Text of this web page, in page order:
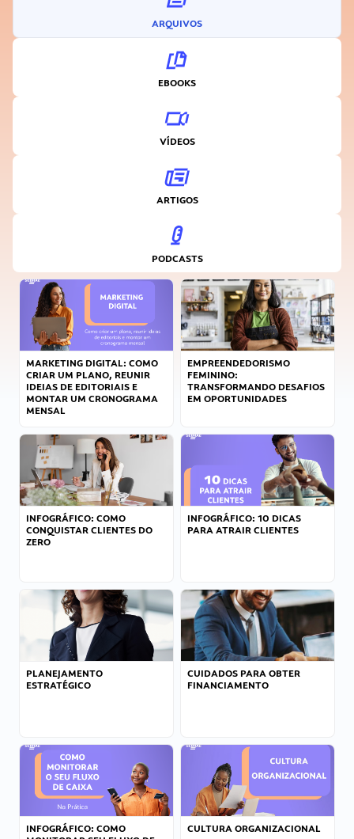
ARQUIVOS
EBOOKS
VÍDEOS
ARTIGOS
PODCASTS
MARKETING DIGITAL: COMO
CRIAR UM PLANO, REUNIR
IDEIAS DE EDITORIAIS E
MONTAR UM CRONOGRAMA
MENSAL
EMPREENDEDORISMO
FEMININO:
TRANSFORMANDO DESAFIOS
EM OPORTUNIDADES
INFOGRÁFICO: COMO
CONQUISTAR CLIENTES DO
ZERO
INFOGRÁFICO: 10 DICAS
PARA ATRAIR CLIENTES
PLANEJAMENTO
ESTRATÉGICO
CUIDADOS PARA OBTER
FINANCIAMENTO
INFOGRÁFICO: COMO
CULTURA ORGANIZACIONAL